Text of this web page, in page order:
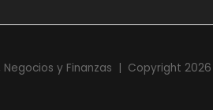
Negocios y Finanzas | Copyright 2026